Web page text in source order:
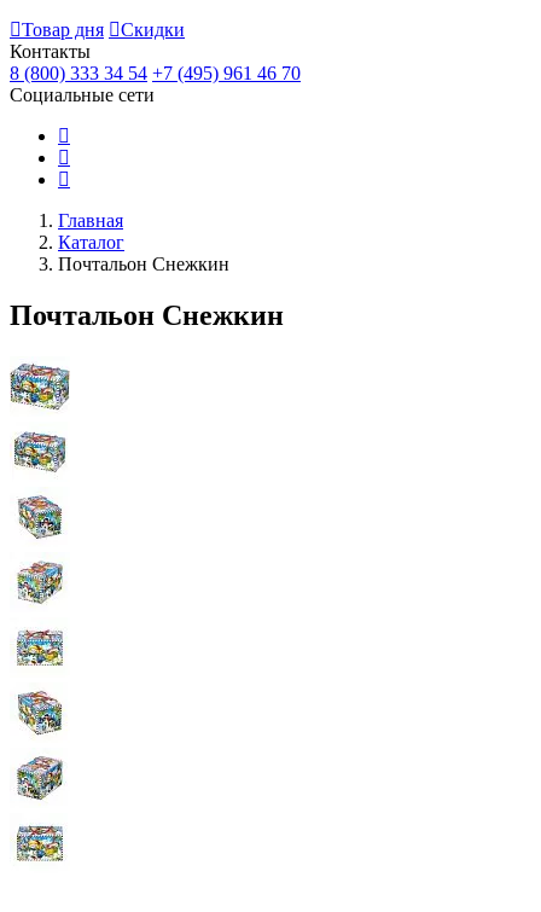
Товар дня
Скидки
Контакты
8 (800) 333 34 54 +7 (495) 961 46 70
Социальные сети
Главная
Каталог
Почтальон Снежкин
Почтальон Снежкин